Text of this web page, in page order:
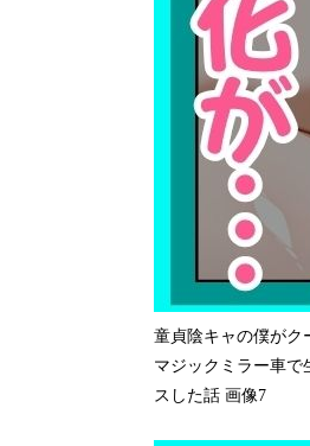
童貞陰キャの僕がク
マジックミラー車で
スした話 画像7